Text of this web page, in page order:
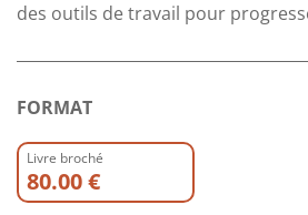
des outils de travail pour
FORMAT
Livre broché
80.00 €